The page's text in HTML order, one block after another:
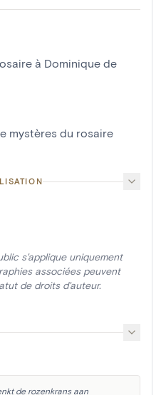
à Dominique de
mystères du rosaire
s'applique uniquement
associées peuvent
de droits d'auteur.
de rozenkrans aan